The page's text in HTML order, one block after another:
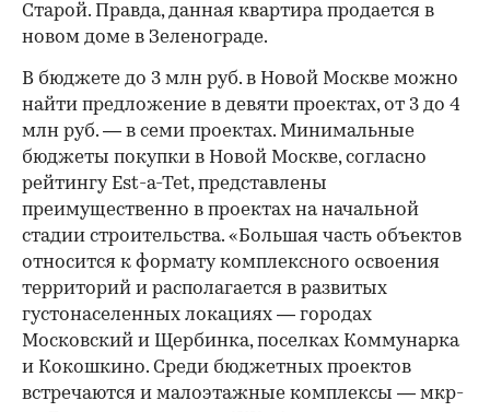
Старой. Правда, данная квартира продается в
новом доме в Зеленограде.
В бюджете до 3 млн руб. в Новой Москве можно
найти предложение в девяти проектах, от 3 до 4
млн руб. — в семи проектах. Минимальные
бюджеты покупки в Новой Москве, согласно
рейтингу Est-a-Tet, представлены
преимущественно в проектах на начальной
стадии строительства. «Большая часть объектов
относится к формату комплексного освоения
территорий и располагается в развитых
густонаселенных локациях — городах
Московский и Щербинка, поселках Коммунарка
и Кокошкино. Среди бюджетных проектов
встречаются и малоэтажные комплексы — мкр-